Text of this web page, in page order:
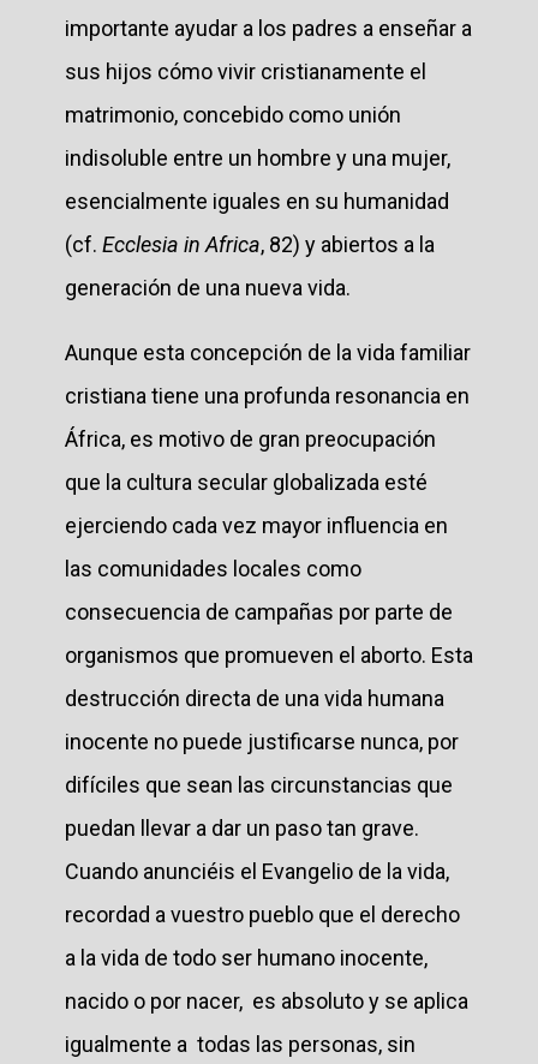
importante ayudar a los padres a enseñar a
sus hijos cómo vivir cristianamente el
matrimonio, concebido como unión
indisoluble entre un hombre y una mujer,
esencialmente iguales en su humanidad
(cf. Ecclesia in Africa, 82) y abiertos a la
generación de una nueva vida.
Aunque esta concepción de la vida familiar
cristiana tiene una profunda resonancia en
África, es motivo de gran preocupación
que la cultura secular globalizada esté
ejerciendo cada vez mayor influencia en
las comunidades locales como
consecuencia de campañas por parte de
organismos que promueven el aborto. Esta
destrucción directa de una vida humana
inocente no puede justificarse nunca, por
difíciles que sean las circunstancias que
puedan llevar a dar un paso tan grave.
Cuando anunciéis el Evangelio de la vida,
recordad a vuestro pueblo que el derecho
a la vida de todo ser humano inocente,
nacido o por nacer, es absoluto y se aplica
igualmente a todas las personas, sin